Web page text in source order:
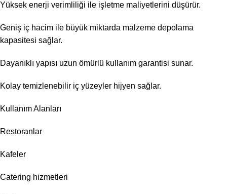
Yüksek enerji verimliliği ile işletme maliyetlerini düşürür.
Geniş iç hacim ile büyük miktarda malzeme depolama
kapasitesi sağlar.
Dayanıklı yapısı uzun ömürlü kullanım garantisi sunar.
Kolay temizlenebilir iç yüzeyler hijyen sağlar.
Kullanım Alanları
Restoranlar
Kafeler
Catering hizmetleri